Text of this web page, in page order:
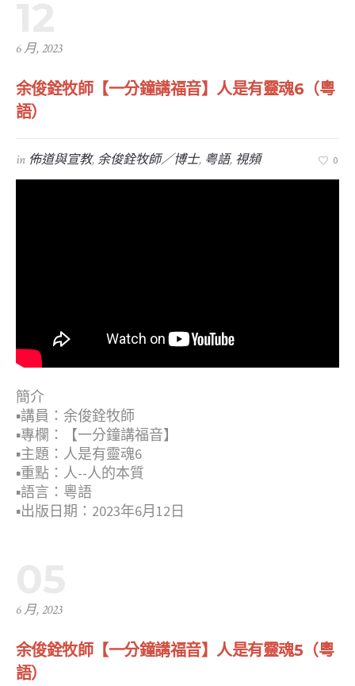
6 月, 2023
余俊銓牧師【一分鐘講福音】人是有靈魂6（粵
語）
in 佈道與宣教, 余俊銓牧師／博士, 粤語, 視頻 0
簡介
▪︎講員：余俊銓牧師
▪︎專欄：【一分鐘講福音】
▪︎主題：人是有靈魂6
▪︎重點：人--人的本質
▪︎語言：粵語
▪︎出版日期：2023年6月12日
6 月, 2023
余俊銓牧師【一分鐘講福音】人是有靈魂5（粵
語）